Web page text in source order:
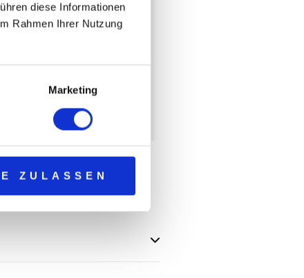
diese Informationen
Rahmen Ihrer Nutzung
Marketing
ZULASSEN
zur